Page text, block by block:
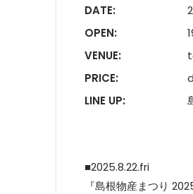
DATE:
OPEN:
VENUE:
PRICE:
LINE UP:
■2025.8.22.fri
『島根物産まつり